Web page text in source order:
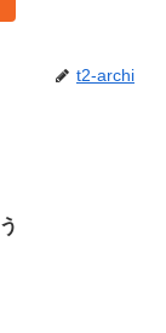
t2-archi